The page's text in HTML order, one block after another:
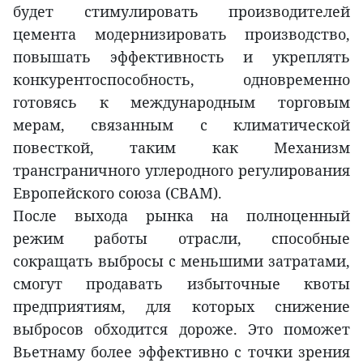
будет стимулировать производителей
цемента модернизировать производство,
повышать эффективность и укреплять
конкурентоспособность, одновременно
готовясь к международным торговым
мерам, связанным с климатической
повесткой, таким как Механизм
трансграничного углеродного регулирования
Европейского союза (CBAM).
После выхода рынка на полноценный
режим работы отрасли, способные
сокращать выбросы с меньшими затратами,
смогут продавать избыточные квоты
предприятиям, для которых снижение
выбросов обходится дороже. Это поможет
Вьетнаму более эффективно с точки зрения